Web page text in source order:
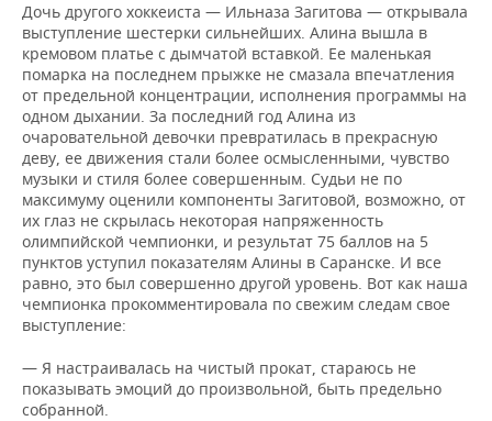
Дочь другого хоккеиста — Ильназа Загитова — открывала
выступление шестерки сильнейших. Алина вышла в
кремовом платье с дымчатой вставкой. Ее маленькая
помарка на последнем прыжке не смазала впечатления
от предельной концентрации, исполнения программы на
одном дыхании. За последний год Алина из
очаровательной девочки превратилась в прекрасную
деву, ее движения стали более осмысленными, чувство
музыки и стиля более совершенным. Судьи не по
максимуму оценили компоненты Загитовой, возможно, от
их глаз не скрылась некоторая напряженность
олимпийской чемпионки, и результат 75 баллов на 5
пунктов уступил показателям Алины в Саранске. И все
равно, это был совершенно другой уровень. Вот как наша
чемпионка прокомментировала по свежим следам свое
выступление:
— Я настраивалась на чистый прокат, стараюсь не
показывать эмоций до произвольной, быть предельно
собранной.